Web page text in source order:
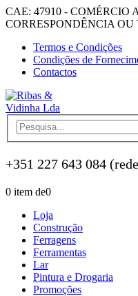
CAE: 47910 - COMÉRCIO
CORRESPONDÊNCIA
Termos e Condições
Condições de
Contactos
+351 227 643 084
0 item de0
Loja
Construção
Ferragens
Ferramentas
Lar
Pintura e Drogaria
Promoções